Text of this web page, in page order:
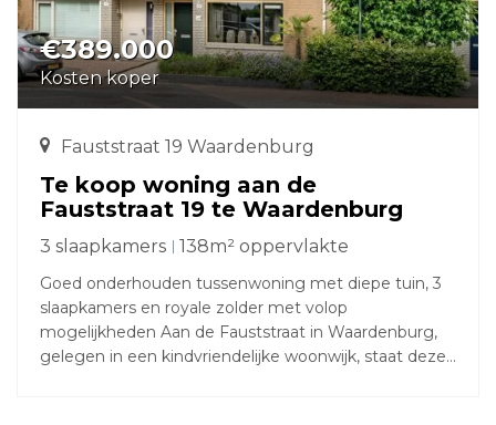
€389.000
Kosten koper
Fauststraat 19 Waardenburg
Te koop woning aan de
Fauststraat 19 te Waardenburg
3 slaapkamers 138m² oppervlakte
Goed onderhouden tussenwoning met diepe tuin, 3
slaapkamers en royale zolder met volop
mogelijkheden Aan de Fauststraat in Waardenburg,
gelegen in een kindvriendelijke woonwijk, staat deze